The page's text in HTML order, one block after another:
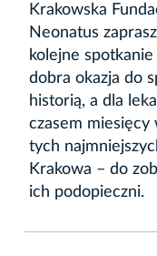
Krakowska
Neonatus
kolejne
dobra okazja do
historią, a dla
czasem miesięcy
tych
Krakowa – do
ich podopieczni.